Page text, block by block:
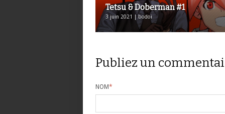
Tetsu & Doberman #1
3 juin 2021 | bodoi
Publiez un
NOM*